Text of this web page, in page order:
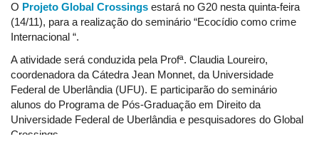
O Projeto Global Crossings estará no G20 nesta quinta-feira
(14/11), para a realização do seminário “Ecocídio como crime
Internacional “.
A atividade será conduzida pela Profª. Claudia Loureiro,
coordenadora da Cátedra Jean Monnet, da Universidade
Federal de Uberlândia (UFU). E participarão do seminário
alunos do Programa de Pós-Graduação em Direito da
Universidade Federal de Uberlândia e pesquisadores do Global
Crossings.